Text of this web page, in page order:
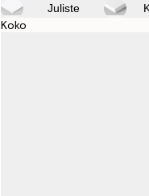
Juliste
Koko